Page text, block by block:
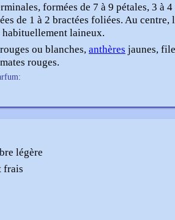
formées de 7 à 9 pétales, 3 à 4
de 1 à 2 bractées foliées. Au centre,
habituellement laineux.
ou blanches,anthères jaunes,
rouges.
légère
frais